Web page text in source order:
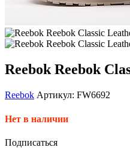
Reebok Reebok
Reebok Артикул: FW6692
Нет в наличии
Подписаться